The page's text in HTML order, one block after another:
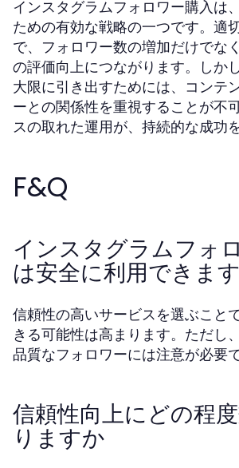
インスタグラムフォロワー購入は
ための有効な戦略の一つです。適
で、フォロワー数の増加だけでな
の評価向上につながります。しか
大限に引き出すためには、コンテ
ーとの関係性を重視することが不
スの取れた運用が、持続的な成功
F&Q
インスタグラムフォ
は安全に利用できま
信頼性の高いサービスを選ぶこと
きる可能性は高まります。ただし
品質なフォロワーには注意が必要で
信頼性向上にどの程
りますか